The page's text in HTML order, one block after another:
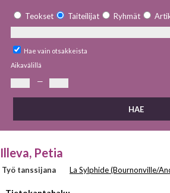
Teokset Taiteilijat Ryhmät
Hae vain otsakkeista
Aikavälillä
—
Illeva, Petia
Työ tanssijana La Sylphide (Bournonville/